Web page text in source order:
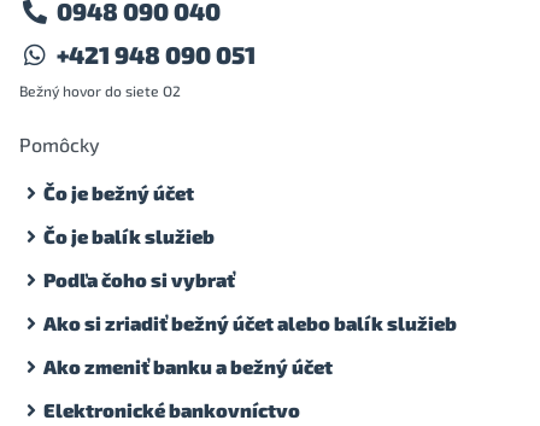
0948 090 040
+421 948 090 051
Bežný hovor do siete O2
Pomôcky
Čo je bežný účet
Čo je balík služieb
Podľa čoho si vybrať
Ako si zriadiť bežný účet alebo balík služieb
Ako zmeniť banku a bežný účet
Elektronické bankovníctvo